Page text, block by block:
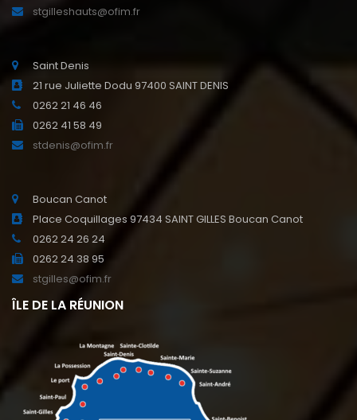
stgilleshauts@ofim.fr
Saint Denis
21 rue Juliette Dodu 97400 SAINT DENIS
0262 21 46 46
0262 41 58 49
stdenis@ofim.fr
Boucan Canot
Place Coquillages 97434 SAINT GILLES Boucan Canot
0262 24 26 24
0262 24 38 95
stgilles@ofim.fr
ÎLE DE LA RÉUNION